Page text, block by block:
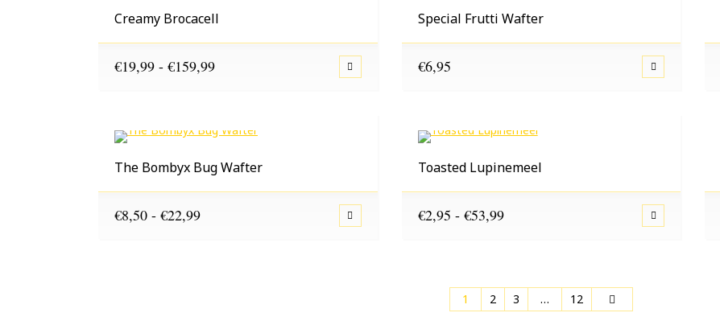
Creamy Brocacell
€19,99 - €159,99Prijsklasse:
€159,99
Special Frutti Wafter
€6,95
The Bombyx Bug Wafter
€8,50 - €22,99Prijsklasse:
Toasted Lupinemeel
€2,95 - €53,99Prijsklasse:
1 2 3 … 12